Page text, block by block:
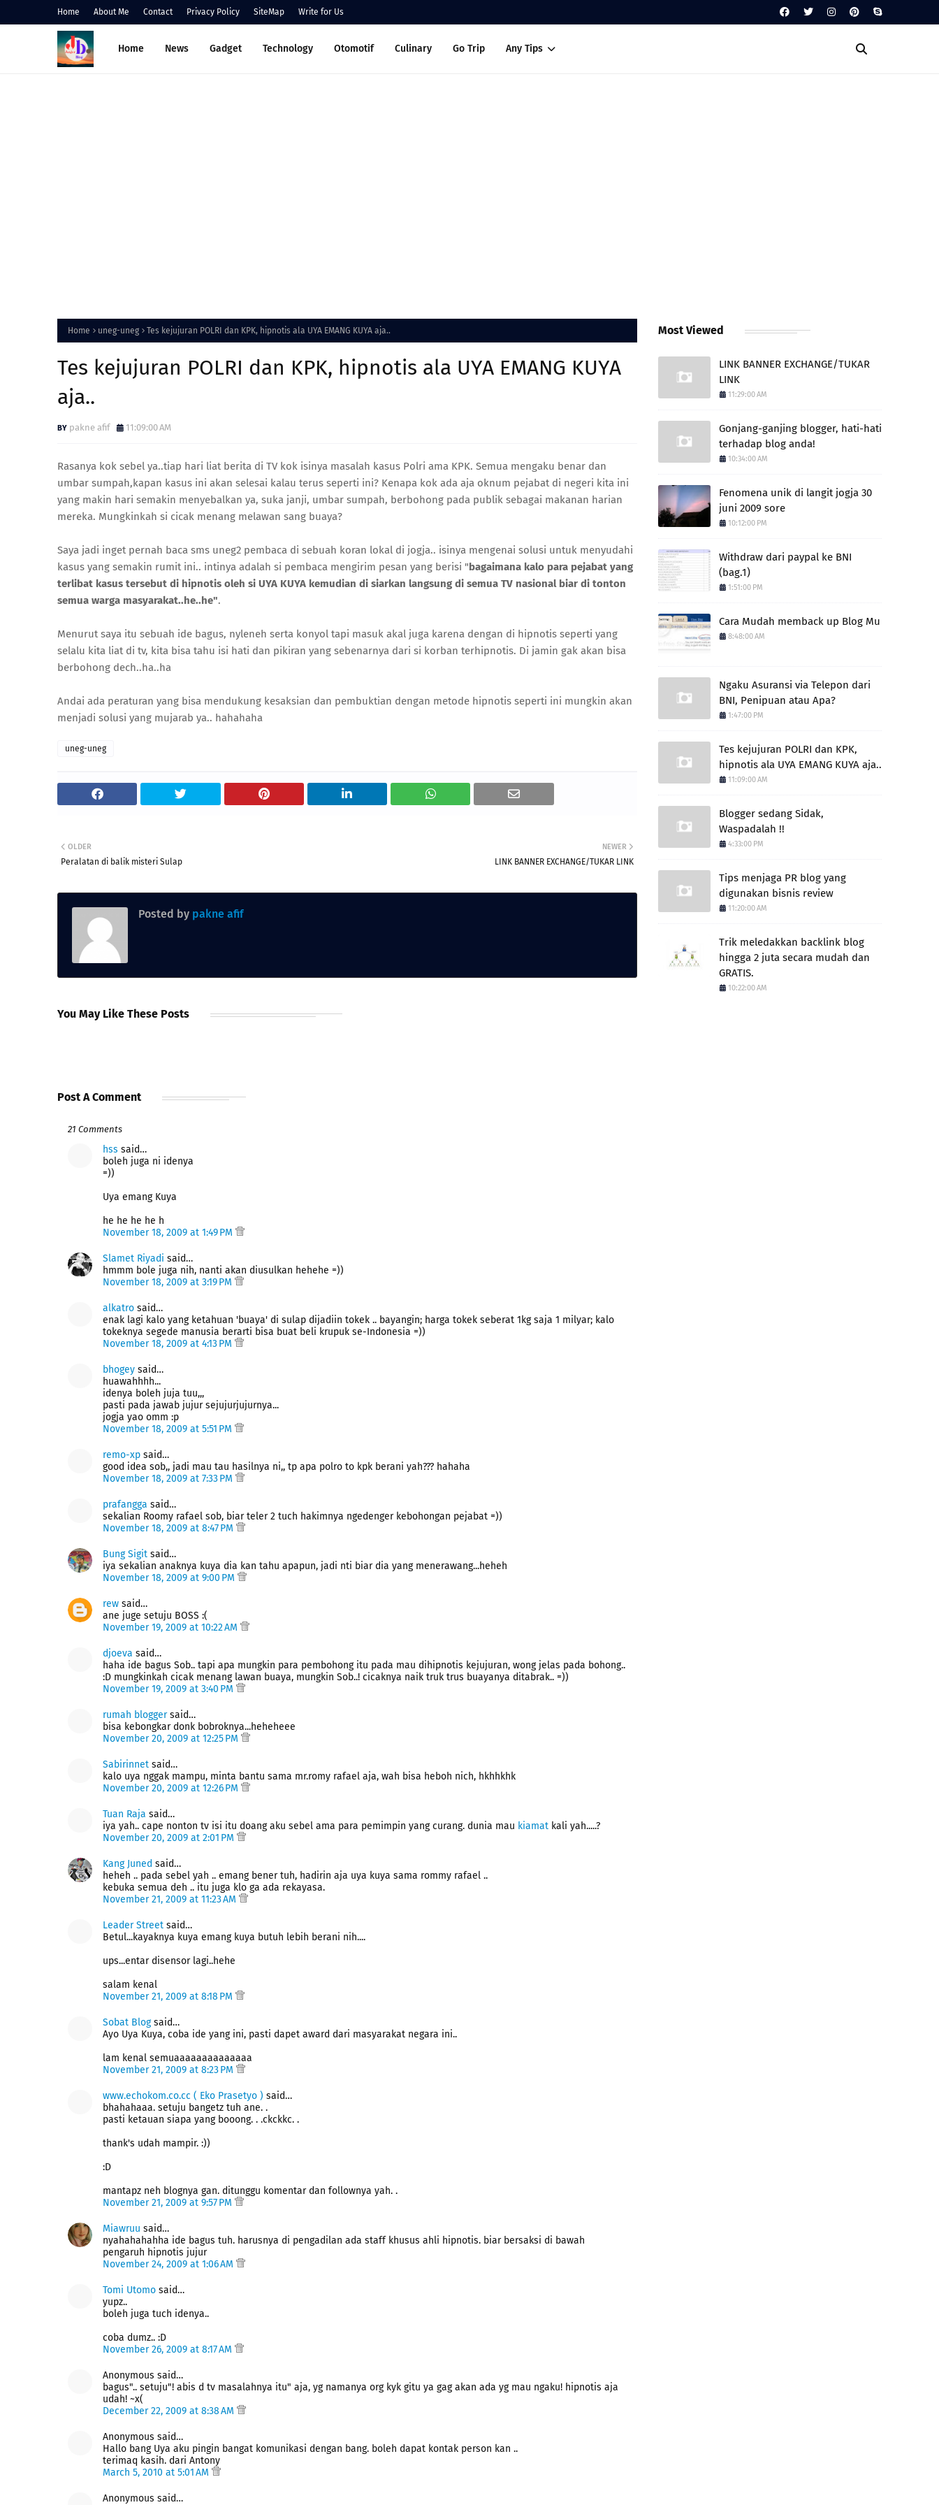
Home About Me Contact Privacy Policy SiteMap Write for Us
Home News Gadget Technology Otomotif Culinary Go Trip Any Tips
Home uneg-uneg Tes kejujuran POLRI dan KPK, hipnotis ala UYA EMANG KUYA aja..
Tes kejujuran POLRI dan KPK, hipnotis ala UYA EMANG KUYA
aja..
pakne afif 11:09:00 AM
Rasanya kok sebel ya..tiap hari liat berita di TV kok isinya masalah kasus Polri ama KPK. Semua mengaku benar dan
umbar sumpah,kapan kasus ini akan selesai kalau terus seperti ini? Kenapa kok ada aja oknum pejabat di negeri kita ini
yang makin hari semakin menyebalkan ya, suka janji, umbar sumpah, berbohong pada publik sebagai makanan harian
mereka. Mungkinkah si cicak menang melawan sang buaya?
Saya jadi inget pernah baca sms uneg2 pembaca di sebuah koran lokal di jogja.. isinya mengenai solusi untuk menyudahi
kasus yang semakin rumit ini.. intinya adalah si pembaca mengirim pesan yang berisi "bagaimana kalo para pejabat yang
terlibat kasus tersebut di hipnotis oleh si UYA KUYA kemudian di siarkan langsung di semua TV nasional biar di tonton
semua warga masyarakat..he..he".
Menurut saya itu sebuah ide bagus, nyleneh serta konyol tapi masuk akal juga karena dengan di hipnotis seperti yang
selalu kita liat di tv, kita bisa tahu isi hati dan pikiran yang sebenarnya dari si korban terhipnotis. Di jamin gak akan bisa
berbohong dech..ha..ha
Andai ada peraturan yang bisa mendukung kesaksian dan pembuktian dengan metode hipnotis seperti ini mungkin akan
menjadi solusi yang mujarab ya.. hahahaha
uneg-uneg
NEWER
LINK BANNER EXCHANGE/TUKAR LINK
OLDER
Peralatan di balik misteri Sulap
Posted by pakne afif
You May Like These Posts
Post A Comment
21 Comments
hss said…
boleh juga ni idenya
=))
Uya emang Kuya
he he he he h
November 18, 2009 at 1:49 PM
Slamet Riyadi said…
hmmm bole juga nih, nanti akan diusulkan hehehe =))
November 18, 2009 at 3:19 PM
alkatro said…
enak lagi kalo yang ketahuan 'buaya' di sulap dijadiin tokek .. bayangin; harga tokek seberat 1kg saja 1 milyar; kalo
tokeknya segede manusia berarti bisa buat beli krupuk se-Indonesia =))
November 18, 2009 at 4:13 PM
bhogey said…
huawahhhh...
idenya boleh juja tuu,,,
pasti pada jawab jujur sejujurjujurnya...
jogja yao omm :p
November 18, 2009 at 5:51 PM
remo-xp said…
good idea sob,, jadi mau tau hasilnya ni,, tp apa polro to kpk berani yah??? hahaha
November 18, 2009 at 7:33 PM
prafangga said…
sekalian Roomy rafael sob, biar teler 2 tuch hakimnya ngedenger kebohongan pejabat =))
November 18, 2009 at 8:47 PM
Bung Sigit said…
iya sekalian anaknya kuya dia kan tahu apapun, jadi nti biar dia yang menerawang...heheh
November 18, 2009 at 9:00 PM
rew said…
ane juge setuju BOSS :(
November 19, 2009 at 10:22 AM
djoeva said…
haha ide bagus Sob.. tapi apa mungkin para pembohong itu pada mau dihipnotis kejujuran, wong jelas pada bohong..
:D mungkinkah cicak menang lawan buaya, mungkin Sob..! cicaknya naik truk trus buayanya ditabrak.. =))
November 19, 2009 at 3:40 PM
rumah bloggersaid…
bisa kebongkar donk bobroknya...heheheee
November 20, 2009 at 12:25 PM
Sabirinnet said…
kalo uya nggak mampu, minta bantu sama mr.romy rafael aja, wah bisa heboh nich, hkhhkhk
November 20, 2009 at 12:26 PM
Tuan Raja said…
iya yah.. cape nonton tv isi itu doang aku sebel ama para pemimpin yang curang. dunia mau kiamat kali yah.....?
November 20, 2009 at 2:01 PM
Kang Juned said…
heheh .. pada sebel yah .. emang bener tuh, hadirin aja uya kuya sama rommy rafael ..
kebuka semua deh .. itu juga klo ga ada rekayasa.
November 21, 2009 at 11:23 AM
Leader Street said…
Betul...kayaknya kuya emang kuya butuh lebih berani nih....
ups...entar disensor lagi..hehe
salam kenal
November 21, 2009 at 8:18 PM
Sobat Blogsaid…
Ayo Uya Kuya, coba ide yang ini, pasti dapet award dari masyarakat negara ini..
lam kenal semuaaaaaaaaaaaaaa
November 21, 2009 at 8:23 PM
www.echokom.co.cc ( Eko Prasetyo ) said…
bhahahaaa. setuju bangetz tuh ane. .
pasti ketauan siapa yang booong. . .ckckkc. .
thank's udah mampir. :))
:D
mantapz neh blognya gan. ditunggu komentar dan follownya yah. .
November 21, 2009 at 9:57 PM
Miawruu said…
nyahahahahha ide bagus tuh. harusnya di pengadilan ada staff khusus ahli hipnotis. biar bersaksi di bawah
pengaruh hipnotis jujur
November 24, 2009 at 1:06 AM
Tomi Utomo said…
yupz..
boleh juga tuch idenya..
coba dumz.. :D
November 26, 2009 at 8:17 AM
Anonymous said…
bagus".. setuju"! abis d tv masalahnya itu" aja, yg namanya org kyk gitu ya gag akan ada yg mau ngaku! hipnotis aja
udah! ~x(
December 22, 2009 at 8:38 AM
Anonymous said…
Hallo bang Uya aku pingin bangat komunikasi dengan bang. boleh dapat kontak person kan ..
terimaq kasih. dari Antony
March 5, 2010 at 5:01 AM
Anonymous said…
Most Viewed
LINK BANNER EXCHANGE/TUKAR
LINK
11:29:00 AM
Gonjang-ganjing blogger, hati-hati
terhadap blog anda!
10:34:00 AM
Fenomena unik di langit jogja 30
juni 2009 sore
10:12:00 PM
Withdraw dari paypal ke BNI
(bag.1)
1:51:00 PM
Cara Mudah memback up Blog Mu
8:48:00 AM
Ngaku Asuransi via Telepon dari
BNI, Penipuan atau Apa?
1:47:00 PM
Tes kejujuran POLRI dan KPK,
hipnotis ala UYA EMANG KUYA aja..
11:09:00 AM
Blogger sedang Sidak,
Waspadalah !!
4:33:00 PM
Tips menjaga PR blog yang
digunakan bisnis review
11:20:00 AM
Trik meledakkan backlink blog
hingga 2 juta secara mudah dan
GRATIS.
10:22:00 AM